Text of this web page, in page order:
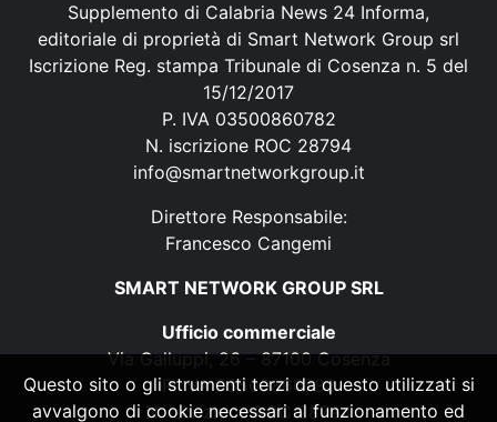
Supplemento di Calabria News 24 Informa,
editoriale di proprietà di Smart Network Group srl
Iscrizione Reg. stampa Tribunale di Cosenza n. 5 del
15/12/2017
P. IVA 03500860782
N. iscrizione ROC 28794
info@smartnetworkgroup.it
Direttore Responsabile:
Francesco Cangemi
SMART NETWORK GROUP SRL
Ufficio commerciale
Via Galluppi, 26 – 87100 Cosenza
P. IVA 03500860782
N. iscrizione ROC 28794
Questo sito o gli strumenti terzi da questo utilizzati si
avvalgono di cookie necessari al funzionamento ed